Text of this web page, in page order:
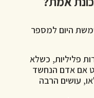
היום למספר
פליליות, כשלא
אם אדם הנחשד
עושים הרבה